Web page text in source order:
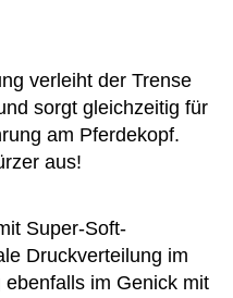
verleiht der Trense
sorgt gleichzeitig für
am Pferdekopf.
aus!
Super-Soft-
Druckverteilung im
im Genick mit